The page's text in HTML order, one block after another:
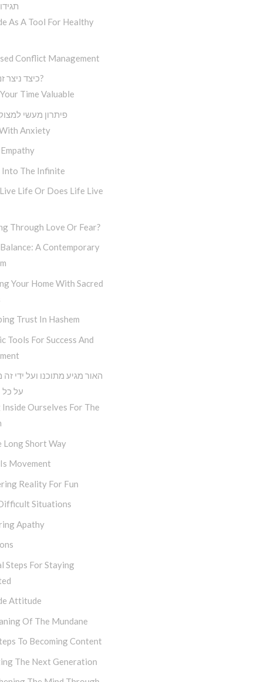
. . .
As A Tool For Healthy
Conflict Management
כיצד ניצר זמן איכותי?
Time Valuable
פיתרון מעשי
Anxiety
Into The Infinite
Life Or Does Life Live
Through Love Or Fear?
A Contemporary
Your Home With Sacred
Trust In Hashem
Tools For Success And
האור מגיע מתוכנו ועל ידי
על כל
Ourselves For The
Long Short Way
Movement
Reality For Fun
Situations
Apathy
Steps For Staying
Attitude
Of The Mundane
To Becoming Content
The Next Generation